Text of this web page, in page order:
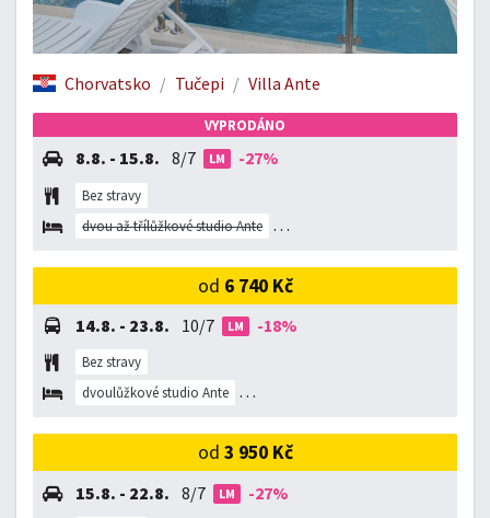
Chorvatsko Tučepi Villa Ante
VYPRODÁNO
8.8. - 15.8. 8/7 LM -27%
Bez stravy
dvou až třílůžkové studio Ante
dvoulůžkové studio Ante
od 6 740 Kč
14.8. - 23.8. 10/7 LM -18%
Bez stravy
dvoulůžkové studio Ante
dvou až třílůžkové studio Ante
od 3 950 Kč
15.8. - 22.8. 8/7 LM -27%